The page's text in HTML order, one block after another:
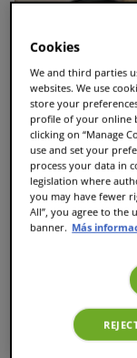
Cookies
We and third parties
websites. We use
store your
profile of your online
clicking on “Manage
use and set your
process your data in
legislation where
you may have fewer
All”, you agree to the
banner. Más